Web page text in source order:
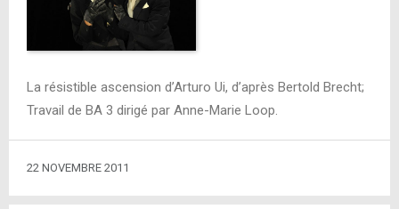
La résistible ascension d’Arturo Ui, d’après Bertold Brecht;
Travail de BA 3 dirigé par Anne-Marie Loop.
22 NOVEMBRE 2011